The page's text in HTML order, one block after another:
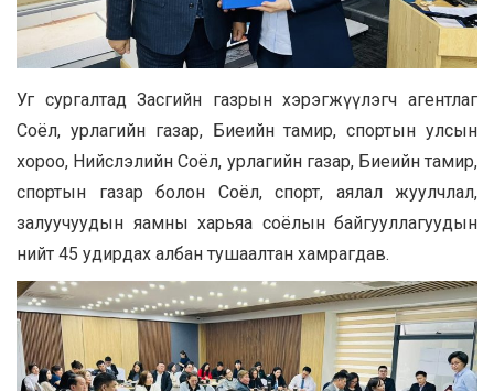
Уг сургалтад Засгийн газрын хэрэгжүүлэгч агентлаг
Соёл, урлагийн газар, Биеийн тамир, спортын улсын
хороо, Нийслэлийн Соёл, урлагийн газар, Биеийн тамир,
спортын газар болон Соёл, спорт, аялал жуулчлал,
залуучуудын яамны харьяа соёлын байгууллагуудын
нийт 45 удирдах албан тушаалтан хамрагдав.